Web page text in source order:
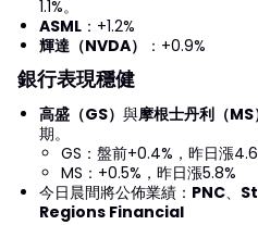
1.1%。
ASML ：+1.2%
輝達（NVDA）
：+0.9%
銀行表現穩健
高盛（GS） 與摩根士丹利（MS
期。
GS：盤前+0.4%，昨日漲
MS：+0.5%，昨日漲5.8%
今日晨間將公佈業績： PNC、
Regions Financial